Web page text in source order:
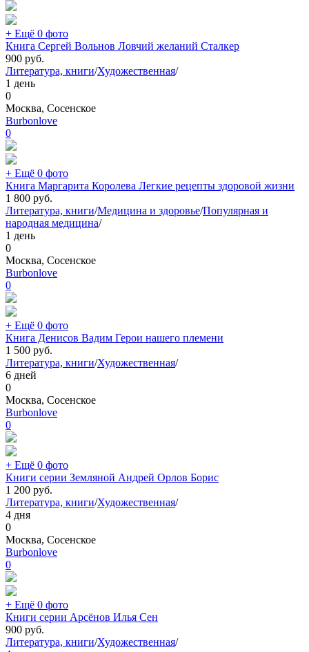
+ Ещё 0 фото
Книга Сергей Вольнов Ловчий желаний Сталкер
900 руб.
Литература, книги/Художественная/
1 день
0
Москва, Сосенское
Burbonlove
0
+ Ещё 0 фото
Книга Маргарита Королева Легкие рецепты здоровой жизни
1 800 руб.
Литература, книги/Медицина и здоровье/Популярная и
народная медицина/
1 день
0
Москва, Сосенское
Burbonlove
0
+ Ещё 0 фото
Книга Денисов Вадим Герои нашего племени
1 500 руб.
Литература, книги/Художественная/
6 дней
0
Москва, Сосенское
Burbonlove
0
+ Ещё 0 фото
Книги серии Земляной Андрей Орлов Борис
1 200 руб.
Литература, книги/Художественная/
4 дня
0
Москва, Сосенское
Burbonlove
0
+ Ещё 0 фото
Книги серии Арсëнов Илья Сен
900 руб.
Литература, книги/Художественная/